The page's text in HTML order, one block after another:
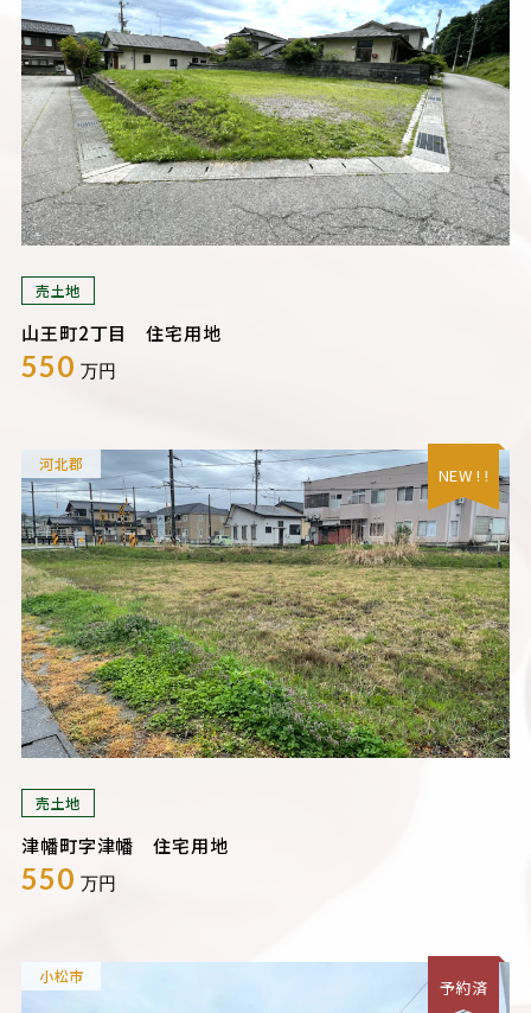
売土地
山王町2丁目 住宅用地
550 万円
河北郡
NEW ! !
売土地
津幡町字津幡 住宅用地
550 万円
小松市
予約済